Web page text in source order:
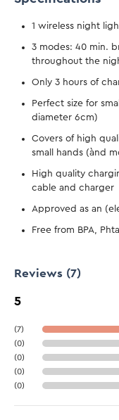
1 wireless night
3 modes: 40 min.
throughout the
Only 3 hours of
Perfect size for
diameter 6cm)
Covers of high
small hands (ànd
High quality
cable and charger
Approved as an
Free from BPA,
Reviews (7)
5
(7)
(0)
(0)
(0)
(0)